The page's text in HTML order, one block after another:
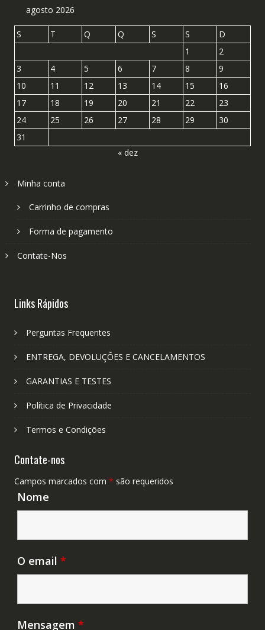
agosto 2026
S T Q Q S S
D
1
2
3
4 5 6 7 8
9
10
11 12 13 14 15
16
17
18 19 20 21 22
23
24
25 26 27 28 29
30
31
« dez
Minha conta
Carrinho de compras
Forma de pagamento
Contate-Nos
Links Rápidos
Perguntas Frequentes
ENTREGA, DEVOLUÇÕES E CANCELAMENTOS
GARANTIAS E TESTES
Política de Privacidade
Termos e Condições
Contate-nos
Campos marcados com * são requeridos
Nome
O email *
Mensagem *